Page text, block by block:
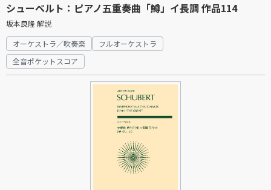
シューベルト：ピアノ五重奏曲「鱒」イ長調 作品114
坂本良隆 解説
オーケストラ／吹奏楽
フルオーケストラ
全音ポケットスコア